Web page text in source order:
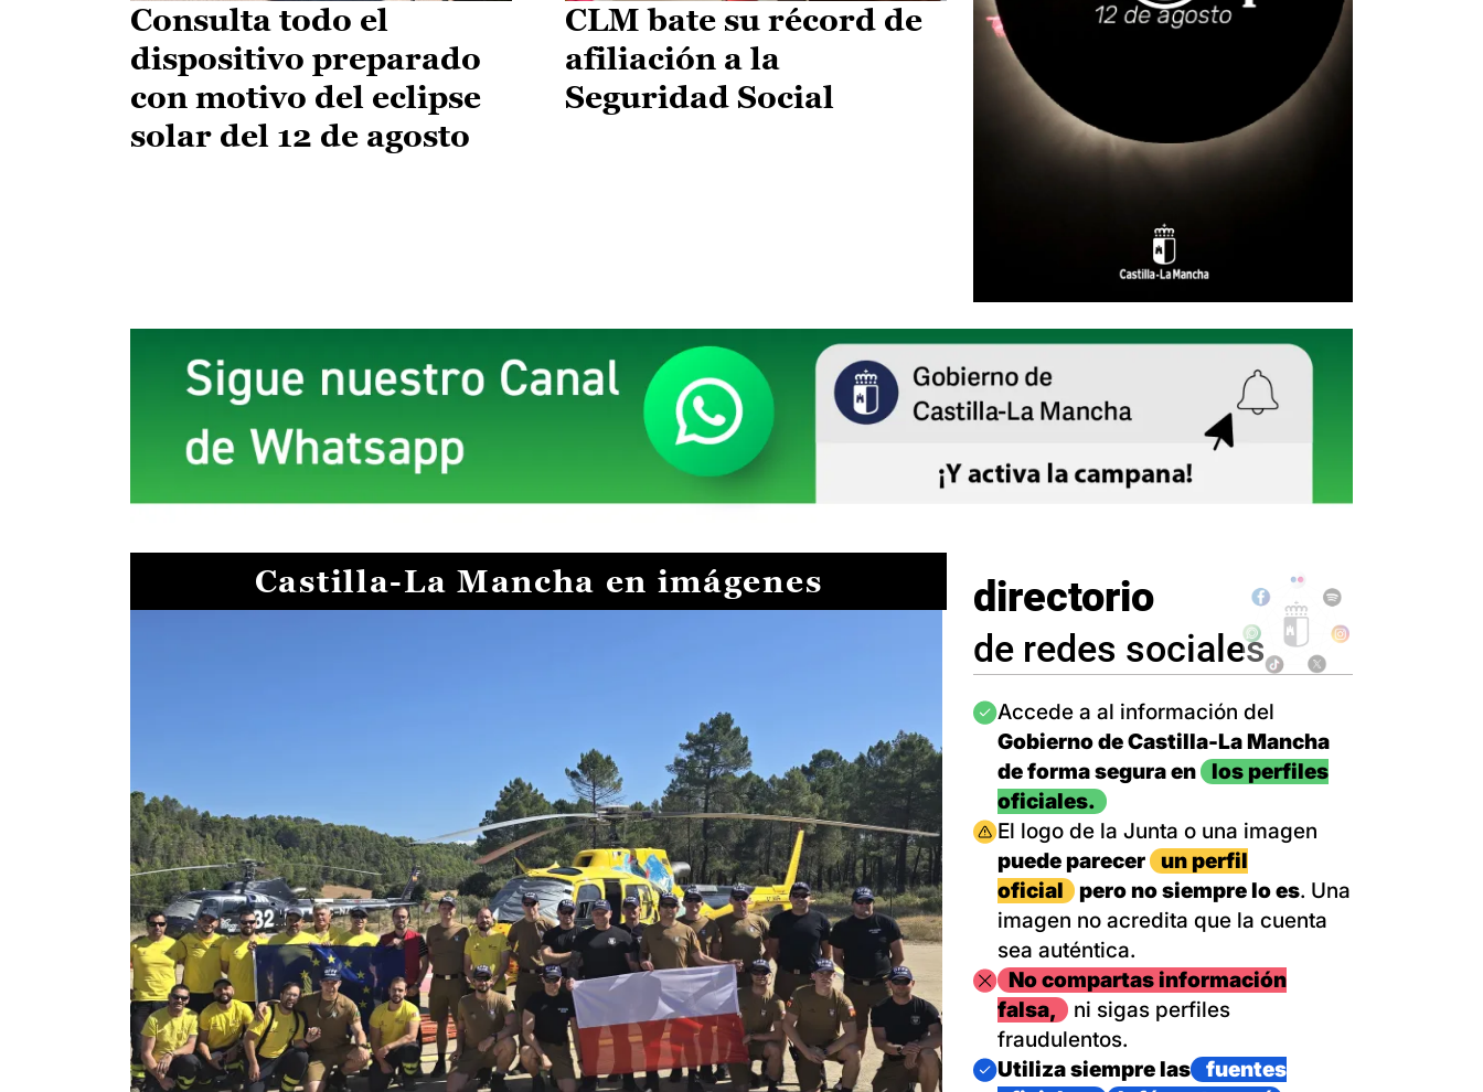
Consulta todo el
dispositivo preparado
con motivo del eclipse
solar del 12 de agosto
CLM bate su récord de
afiliación a la
Seguridad Social
Castilla-La Mancha en imágenes directorio
de redes sociales
Imagen
Accede a al información del
Gobierno de Castilla-La Mancha
de forma segura en
los perfiles
oficiales.
Imagen
El logo de la Junta o una imagen
puede parecer
un perfil
oficial
pero no siempre lo es. Una
imagen no acredita que la cuenta
sea auténtica.
ImagenNo compartas información
falsa,
ni sigas perfiles
fraudulentos.
Imagen
Utiliza siempre las
fuentes